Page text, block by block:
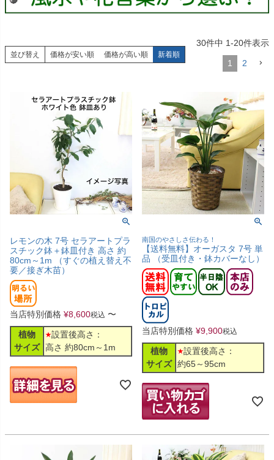
並び替え 価格が安い順 価格が高い順 新着順
30件中 1-20件表示
1 2
レモンの木 7号 セラアートプラ
スチック鉢＋鉢皿付き 高さ 約
80cm～1m （すぐの植え替え不
要／接ぎ木苗）
当店特別価格 ¥8,600税込 〜
植物
サイズ
設置後高さ：
高さ 約80cm～1m
南国のやさしさ伝わる！
【送料無料】オーガスタ 7号 単
品 （受皿付き・鉢カバーなし）
当店特別価格 ¥9,900税込
植物
サイズ
設置後高さ：
約65～95cm